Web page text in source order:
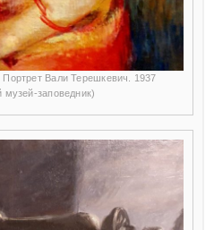
Вали Терешкевич. 1937
музей-заповедник)